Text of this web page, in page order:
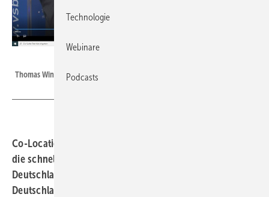
Thomas Winkler, Geschäftsführer, VSB Neue Energien Deutschland GmbH
Co-Locations von Windkraft und PV als neuer Trend für
die schnelle Errichtung größerer Photovoltaikparks in
Deutschland ist die Strategie der VSB Neue Energien
Deutschland GmbH. Welche Wege und welche
Technologie
Webinare
Podcasts